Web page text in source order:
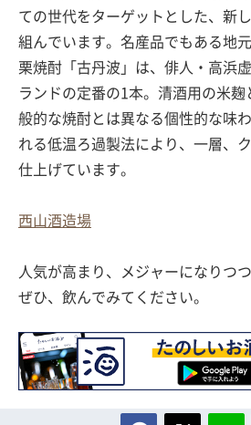
ての世代をターゲットとした、新
組んでいます。名産品でもある地
栗焼酎「古丹波」は、俳人・高浜
ランドの定番の1本。清酒用の米
般的な焼酎とは異なる個性的な味
れる低温ろ過製法により、一層、
仕上げています。
西山酒造場
人気が高まり、メジャーになりつ
ぜひ、飲んでみてください。